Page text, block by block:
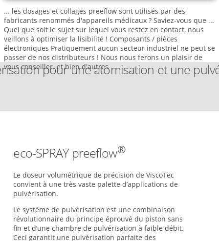
... les dosages et collages preeflow sont utilisés par des
fabricants renommés d'appareils médicaux ? Saviez-vous que ...
Quel que soit le sujet sur lequel vous restez en contact, nous
veillons à optimiser la lisibilité ! Composants / pièces
électroniques Pratiquement aucun secteur industriel ne peut se
passer de nos distributeurs ! Nous nous ferons un plaisir de
vous conseiller. et bien d'autres
pour une atomisation et une
eco-SPRAY preeflow®
Le doseur volumétrique de précision de ViscoTec
convient à une très vaste palette d’applications de
pulvérisation.
Le système de pulvérisation est une combinaison
révolutionnaire du principe éprouvé du piston sans
fin et d’une chambre de pulvérisation à faible débit.
Ceci garantit une pulvérisation parfaite des